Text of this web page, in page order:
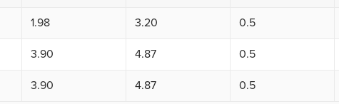
1.98 3.20 0.5
3.90 4.87 0.5
3.90 4.87 0.5